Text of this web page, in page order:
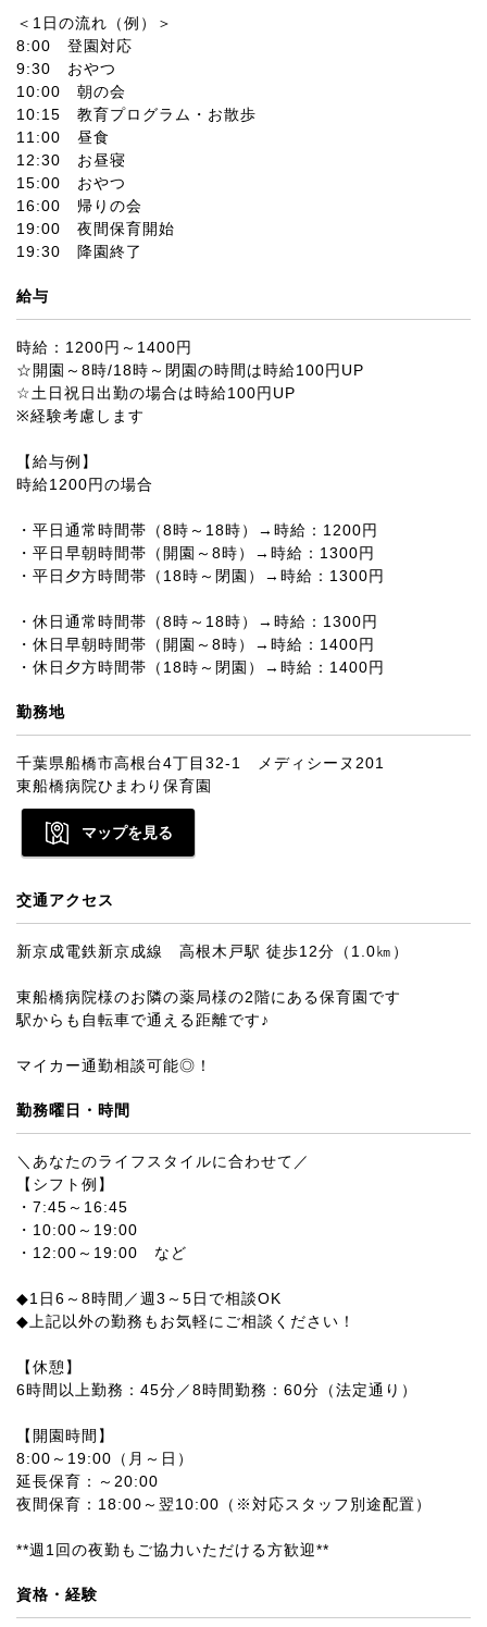
＜1日の流れ（例）＞
8:00 登園対応
9:30 おやつ
10:00 朝の会
10:15 教育プログラム・お散歩
11:00 昼食
12:30 お昼寝
15:00 おやつ
16:00 帰りの会
19:00 夜間保育開始
19:30 降園終了
給与
時給：1200円～1400円
☆開園～8時/18時～閉園の時間は時給100円UP
☆土日祝日出勤の場合は時給100円UP
※経験考慮します
【給与例】
時給1200円の場合
・平日通常時間帯（8時～18時）→時給：1200円
・平日早朝時間帯（開園～8時）→時給：1300円
・平日夕方時間帯（18時～閉園）→時給：1300円
・休日通常時間帯（8時～18時）→時給：1300円
・休日早朝時間帯（開園～8時）→時給：1400円
・休日夕方時間帯（18時～閉園）→時給：1400円
勤務地
千葉県船橋市高根台4丁目32-1 メディシーヌ201
東船橋病院ひまわり保育園
マップを見る
交通アクセス
新京成電鉄新京成線 高根木戸駅 徒歩12分（1.0㎞）
東船橋病院様のお隣の薬局様の2階にある保育園です
駅からも自転車で通える距離です♪
マイカー通勤相談可能◎！
勤務曜日・時間
＼あなたのライフスタイルに合わせて／
【シフト例】
・7:45～16:45
・10:00～19:00
・12:00～19:00 など
◆1日6～8時間／週3～5日で相談OK
◆上記以外の勤務もお気軽にご相談ください！
【休憩】
6時間以上勤務：45分／8時間勤務：60分（法定通り）
【開園時間】
8:00～19:00（月～日）
延長保育：～20:00
夜間保育：18:00～翌10:00（※対応スタッフ別途配置）
**週1回の夜勤もご協力いただける方歓迎**
資格・経験